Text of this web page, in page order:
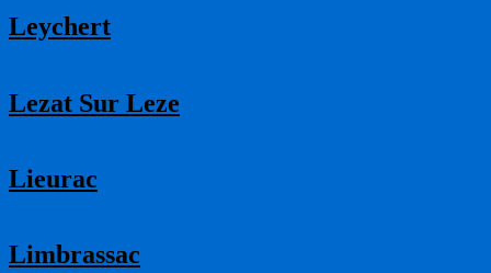
Leychert
Lezat Sur Leze
Lieurac
Limbrassac